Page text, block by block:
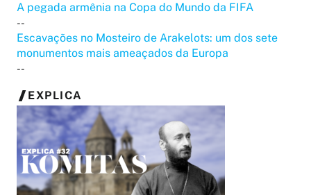
A pegada armênia na Copa do Mundo da FIFA
--
Escavações no Mosteiro de Arakelots: um dos sete
monumentos mais ameaçados da Europa
--
EXPLICA